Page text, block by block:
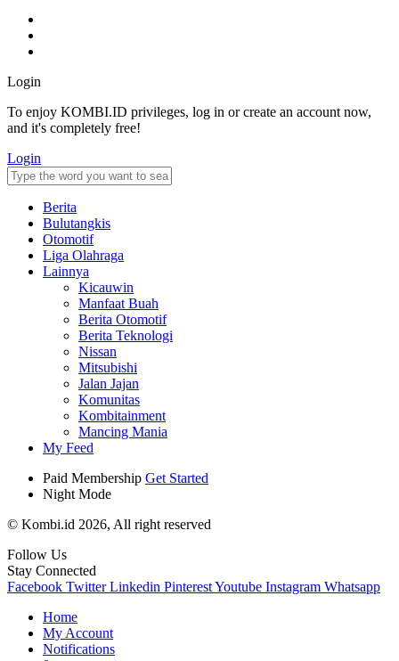
Login
To enjoy KOMBI.ID privileges, log in or create an account now,
and it's completely free!
Login
Berita
Bulutangkis
Otomotif
Liga Olahraga
Lainnya
Kicauwin
Manfaat Buah
Berita Otomotif
Berita Teknologi
Nissan
Mitsubishi
Jalan Jajan
Komunitas
Kombitainment
Mancing Mania
My Feed
Paid Membership Get Started
Night Mode
© Kombi.id 2026, All right reserved
Follow Us
Stay Connected
Facebook Twitter Linkedin PinterestYoutube Instagram Whatsapp
Home
My Account
Notifications